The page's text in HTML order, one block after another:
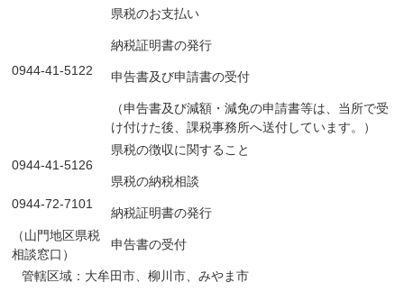
0944-41-5122
県税のお支払い
納税証明書の発行
申告書及び申請書の受付
（申告書及び減額・減免の申請書等は、当所で受
け付けた後、課税事務所へ送付しています。）
0944-41-5126
県税の徴収に関すること
県税の納税相談
0944-72-7101
（山門地区県税
相談窓口）
納税証明書の発行
申告書の受付
管轄区域：大牟田市、柳川市、みやま市